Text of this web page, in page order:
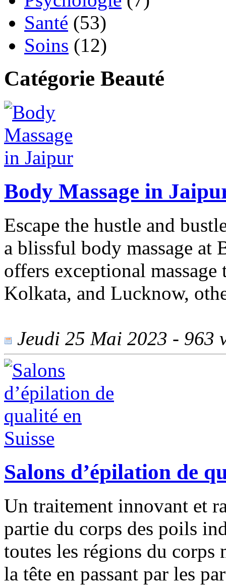
Santé (53)
Soins (12)
Catégorie Beauté
Body Massage in
Escape the hustle and
a blissful body massage at
offers exceptional
Kolkata, and Lucknow,
Jeudi 25 Mai 2023 - 963
Salons d’épilation de
Un traitement innovant et
partie du corps des poils
toutes les régions du corps
la tête en passant par les